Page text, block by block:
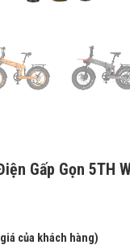
Gấp Gọn 5TH
của khách hàng)